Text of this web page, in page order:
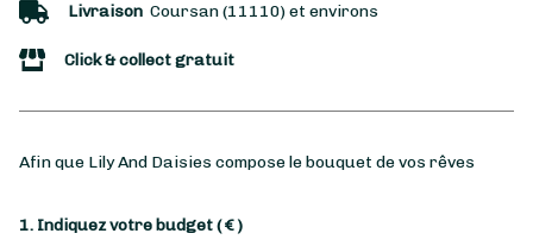
Livraison Coursan (11110) et environs
Click & collect gratuit
Afin que Lily And Daisies compose le bouquet de vos rêves
1. Indiquez votre budget( € )